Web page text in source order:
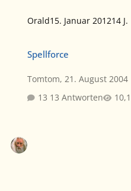
Orald15. Januar 201214 J.
Spellforce
Tomtom, 21. August 2004
13 Antworten